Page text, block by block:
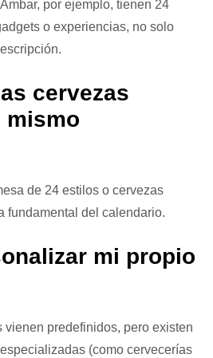
por ejemplo, tienen 24
o experiencias, no solo
cervezas
mismo
de 24 estilos o cervezas
fundamental del calendario.
mi propio
vienen predefinidos, pero existen
(como cervecerías